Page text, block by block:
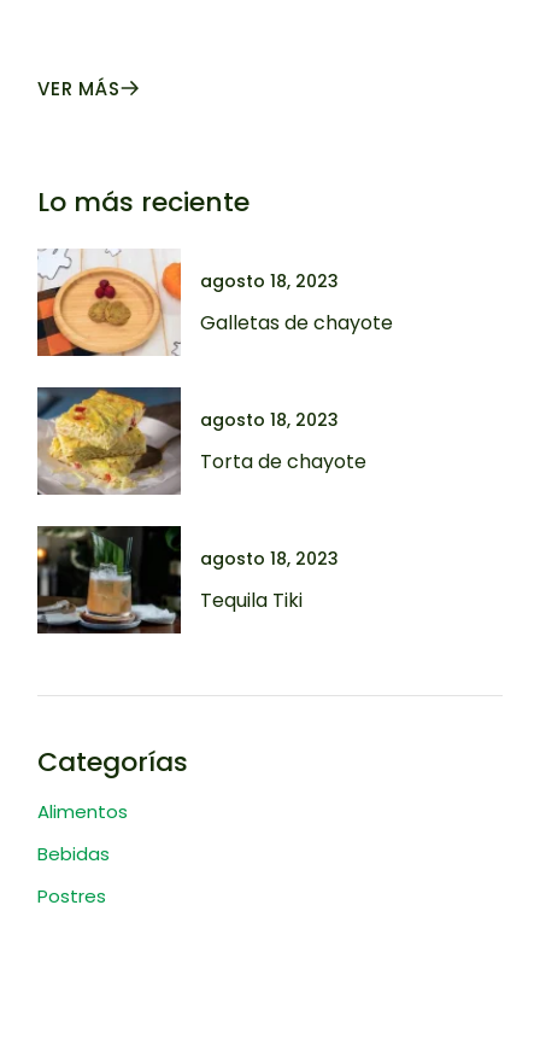
VER MÁS
Lo más reciente
agosto 18, 2023
Galletas de chayote
agosto 18, 2023
Torta de chayote
agosto 18, 2023
Tequila Tiki
Categorías
Alimentos
Bebidas
Postres